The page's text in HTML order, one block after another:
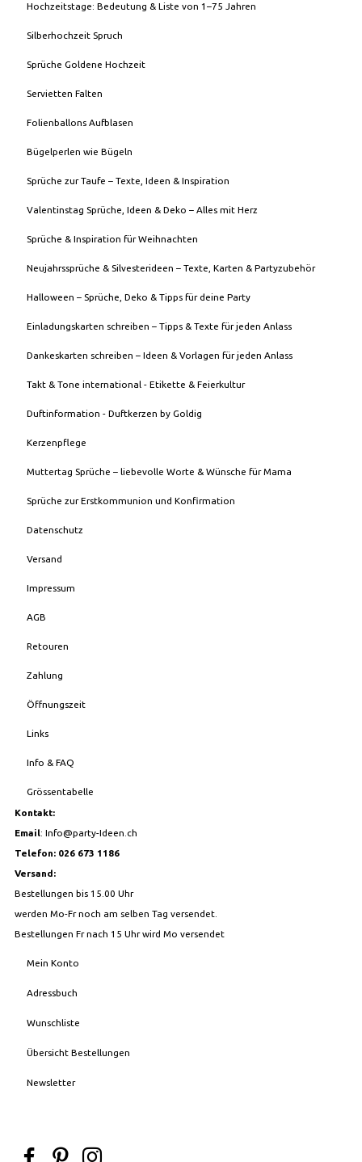
Hochzeitstage: Bedeutung & Liste von 1–75 Jahren
Silberhochzeit Spruch
Sprüche Goldene Hochzeit
Servietten Falten
Folienballons Aufblasen
Bügelperlen wie Bügeln
Sprüche zur Taufe – Texte, Ideen & Inspiration
Valentinstag Sprüche, Ideen & Deko – Alles mit Herz
Sprüche & Inspiration für Weihnachten
Neujahrssprüche & Silvesterideen – Texte, Karten & Partyzubehör
Halloween – Sprüche, Deko & Tipps für deine Party
Einladungskarten schreiben – Tipps & Texte für jeden Anlass
Dankeskarten schreiben – Ideen & Vorlagen für jeden Anlass
Takt & Tone international - Etikette & Feierkultur
Duftinformation - Duftkerzen by Goldig
Kerzenpflege
Muttertag Sprüche – liebevolle Worte & Wünsche für Mama
Sprüche zur Erstkommunion und Konfirmation
Datenschutz
Versand
Impressum
AGB
Retouren
Zahlung
Öffnungszeit
Links
Info & FAQ
Grössentabelle
Kontakt:
Email: Info@party-Ideen.ch
Telefon: 026 673 1186
Versand:
Bestellungen bis 15.00 Uhr
werden Mo-Fr noch am selben Tag versendet.
Bestellungen Fr nach 15 Uhr wird Mo versendet
Mein Konto
Adressbuch
Wunschliste
Übersicht Bestellungen
Newsletter